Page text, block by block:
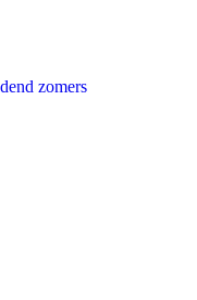
zomers